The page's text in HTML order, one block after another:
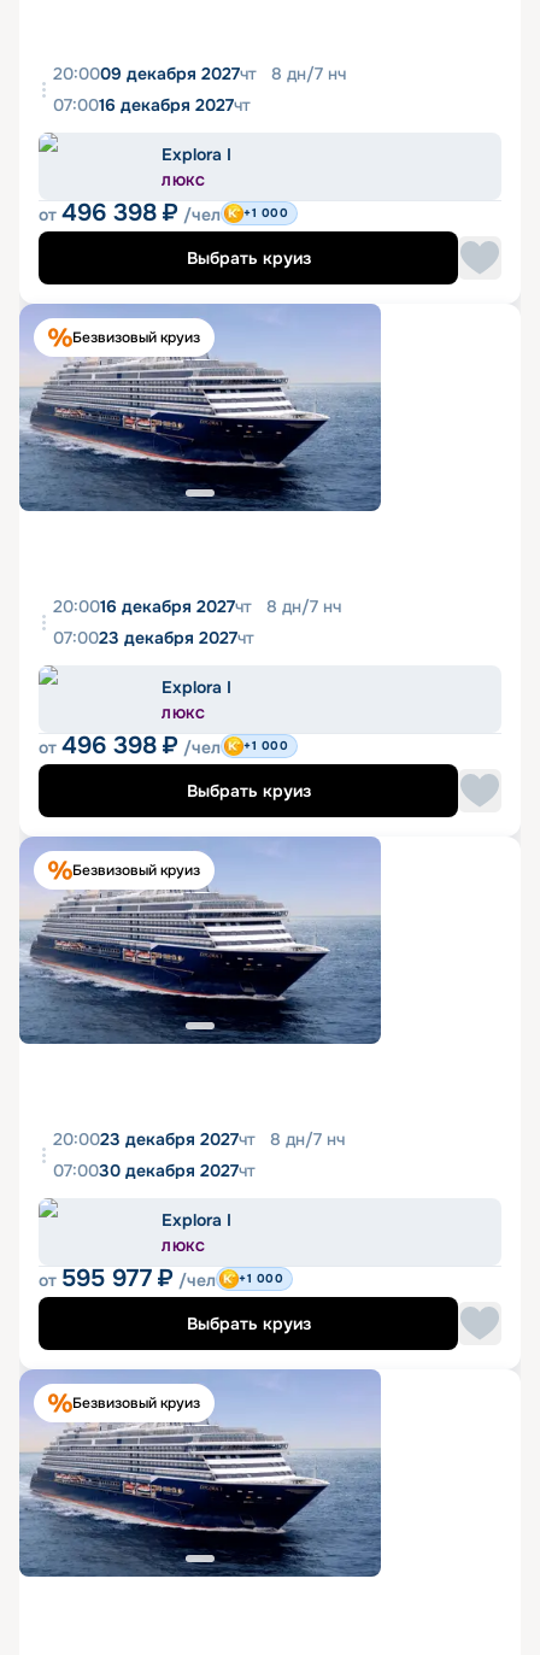
20:0009 декабря 2027чт 8 дн/7 нч
07:0016 декабря 2027чт
Explora I
ЛЮКС
от 496 398 ₽ /чел +1 000
Выбрать круиз
Безвизовый круиз
20:0016 декабря 2027чт 8 дн/7 нч
07:0023 декабря 2027чт
Explora I
ЛЮКС
от 496 398 ₽ /чел +1 000
Выбрать круиз
Безвизовый круиз
20:0023 декабря 2027чт 8 дн/7 нч
07:0030 декабря 2027чт
Explora I
ЛЮКС
от 595 977 ₽ /чел +1 000
Выбрать круиз
Безвизовый круиз